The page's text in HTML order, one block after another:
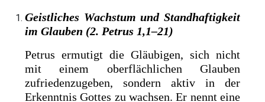
Geistliches Wachstum und Standhaftigkeit
im Glauben (2. Petrus 1,1–21)
Petrus ermutigt die Gläubigen, sich nicht
mit einem oberflächlichen Glauben
zufriedenzugeben, sondern aktiv in der
Erkenntnis Gottes zu wachsen. Er nennt eine